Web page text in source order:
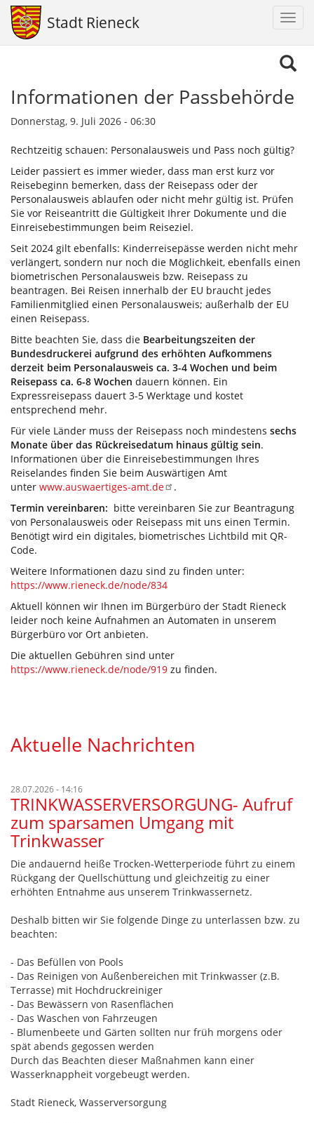
Stadt Rieneck
Informationen der Passbehörde
Donnerstag, 9. Juli 2026 - 06:30
Rechtzeitig schauen: Personalausweis und Pass noch gültig?
Leider passiert es immer wieder, dass man erst kurz vor
Reisebeginn bemerken, dass der Reisepass oder der
Personalausweis ablaufen oder nicht mehr gültig ist. Prüfen
Sie vor Reiseantritt die Gültigkeit Ihrer Dokumente und die
Einreisebestimmungen beim Reiseziel.
Seit 2024 gilt ebenfalls: Kinderreisepässe werden nicht mehr
verlängert, sondern nur noch die Möglichkeit, ebenfalls einen
biometrischen Personalausweis bzw. Reisepass zu
beantragen. Bei Reisen innerhalb der EU braucht jedes
Familienmitglied einen Personalausweis; außerhalb der EU
einen Reisepass.
Bitte beachten Sie, dass die Bearbeitungszeiten der
Bundesdruckerei aufgrund des erhöhten Aufkommens
derzeit beim Personalausweis ca. 3-4 Wochen und beim
Reisepass ca. 6-8 Wochen dauern können. Ein
Expressreisepass dauert 3-5 Werktage und kostet
entsprechend mehr.
Für viele Länder muss der Reisepass noch mindestens sechs
Monate über das Rückreisedatum hinaus gültig sein.
Informationen über die Einreisebestimmungen Ihres
Reiselandes finden Sie beim Auswärtigen Amt
unter www.auswaertiges-amt.de
.
Termin vereinbaren: bitte vereinbaren Sie zur Beantragung
von Personalausweis oder Reisepass mit uns einen Termin.
Benötigt wird ein digitales, biometrisches Lichtbild mit QR-
Code.
Weitere Informationen dazu sind zu finden unter:
https://www.rieneck.de/node/834
Aktuell können wir Ihnen im Bürgerbüro der Stadt Rieneck
leider noch keine Aufnahmen an Automaten in unserem
Bürgerbüro vor Ort anbieten.
Die aktuellen Gebühren sind unter
https://www.rieneck.de/node/919 zu finden.
Aktuelle Nachrichten
28.07.2026 - 14:16
TRINKWASSERVERSORGUNG- Aufruf
zum sparsamen Umgang mit
Trinkwasser
Die andauernd heiße Trocken-Wetterperiode führt zu einem
Rückgang der Quellschüttung und gleichzeitig zu einer
erhöhten Entnahme aus unserem Trinkwassernetz.
Deshalb bitten wir Sie folgende Dinge zu unterlassen bzw. zu
beachten:
- Das Befüllen von Pools
- Das Reinigen von Außenbereichen mit Trinkwasser (z.B.
Terrasse) mit Hochdruckreiniger
- Das Bewässern von Rasenflächen
- Das Waschen von Fahrzeugen
- Blumenbeete und Gärten sollten nur früh morgens oder
spät abends gegossen werden
Durch das Beachten dieser Maßnahmen kann einer
Wasserknappheit vorgebeugt werden.
Stadt Rieneck, Wasserversorgung